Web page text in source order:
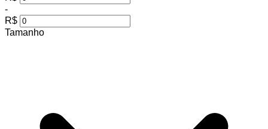
-
R$
Tamanho